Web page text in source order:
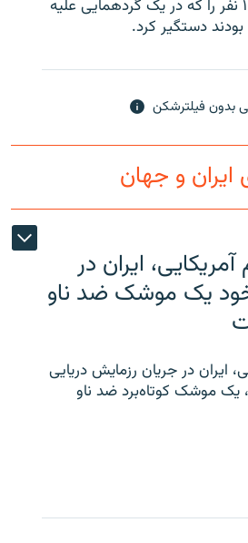
پلیس کی‌یف روز جمعه ۱۰ نفر را که در یک گردهمایی علیه
دستگیر کرد.
بدون فیلترشکن
و جهان
ایران در
یک موشک ضد ناو
ایران در جریان رزمایش دریایی
یک موشک کوتاه‌برد ضد ناو